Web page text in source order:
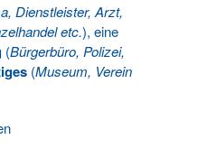
Dienstleister, Arzt,
etc.), eine
(Bürgerbüro, Polizei,
(Museum, Verein